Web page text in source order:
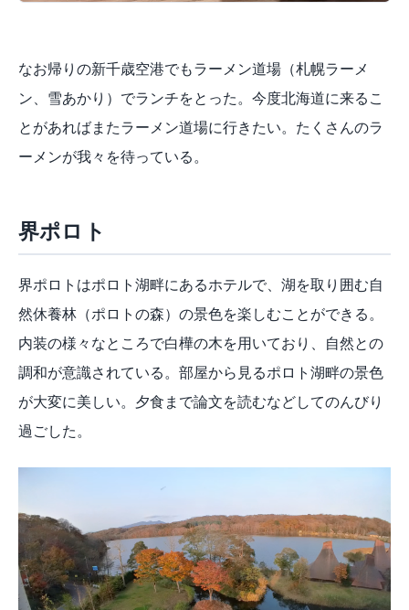
なお帰りの新千歳空港でもラーメン道場（札幌ラーメ
ン、雪あかり）でランチをとった。今度北海道に来るこ
とがあればまたラーメン道場に行きたい。たくさんのラ
ーメンが我々を待っている。
界ポロト
界ポロトはポロト湖畔にあるホテルで、湖を取り囲む自
然休養林（ポロトの森）の景色を楽しむことができる。
内装の様々なところで白樺の木を用いており、自然との
調和が意識されている。部屋から見るポロト湖畔の景色
が大変に美しい。夕食まで論文を読むなどしてのんびり
過ごした。